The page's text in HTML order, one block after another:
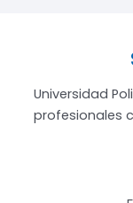
Universidad
profesionales